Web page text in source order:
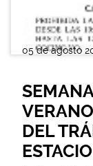
05 de agosto
DEL